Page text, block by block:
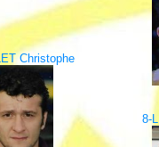
Christophe
8-